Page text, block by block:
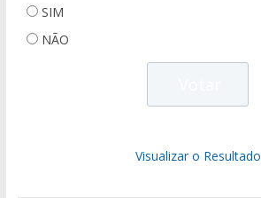
SIM
NÃO
Visualizar o Resultado